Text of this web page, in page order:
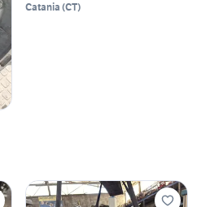
Catania (CT)